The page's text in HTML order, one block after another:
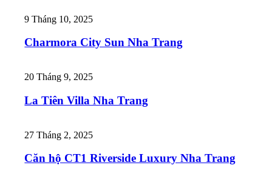
9 Tháng 10, 2025
Charmora City Sun Nha Trang
20 Tháng 9, 2025
La Tiên Villa Nha Trang
27 Tháng 2, 2025
Căn hộ CT1 Riverside Luxury Nha Trang